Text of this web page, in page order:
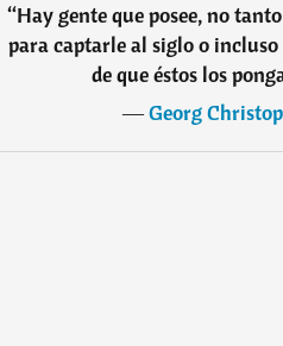
“Hay gente que posee, no
para captarle al siglo o incluso
de que éstos los
―Georg